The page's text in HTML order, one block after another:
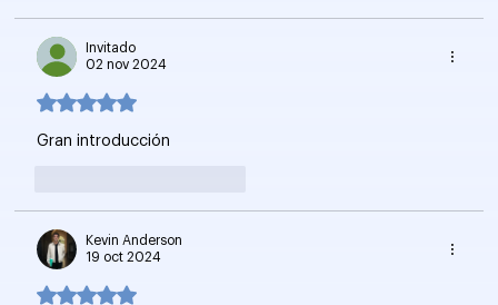
Invitado
02 nov 2024
Obtuvo 5 de 5 estrellas.
Gran introducción
Kevin Anderson
19 oct 2024
Obtuvo 5 de 5 estrellas.